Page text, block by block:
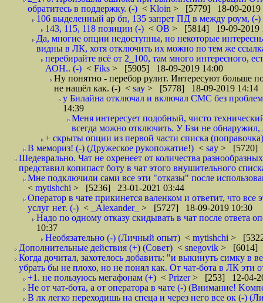
обратитесь в поддержку. (-) < Kloin > [5779] 18-09-2019
106 выделенный ар бп, 135 запрет ПД в между роум, (-)
143, 115, 118 позиции (-) < ОВ > [5814] 19-09-2019
Да, многие опции недоступны, но некоторые
видны в ЛК, хотя отключить их можно по тем же
перебирайте всё от 2_100, там много интересного,
АОН.. (-) < Fiks > [5905] 18-09-2019 14:00
Ну понятно - перебор рулит. Интересуют больше
не нашёл как. (-) < say > [5778] 18-09-2019 14:14
у Билайна отключал и включал СМС без
14:39
Меня интересует подобный, чисто
всегда можно отключить. У Бзи не
+ скрыты опции из первой части списка
В мемориз! (-) (Дружеское рукопожатие!) < say > [5720]
Шедеврально. Чат не охренеет от количества
представил копипаст боту в чат этого внушительного
Мне подключили сами все эти "отказы" после
< mytishchi > [5236] 23-01-2021 03:44
Оператор в чате прикинется валенком и ответит, что
услуг нет. (-) < _Alexander_ > [5727] 18-09-2019 10:30
Надо по одному отказу скидывать в чат после ответа
10:37
Необязательно (-) (Личный опыт) < mytishchi >
Дополнительные действия (+) (Совет) < snegovik > [6014]
Когда дочитал, захотелось добавить: "и выкинуть симку
убрать бы не плохо, но не понял как. От чат-бота в ЛК эти
+1. не пользуюсь мегафонам (+) < Prizer> [253] 12-04-
Не от чат-бота, а от оператора в чате (-) (Внимание!
В лк легко переходишь на спеца и через него все ок (-)